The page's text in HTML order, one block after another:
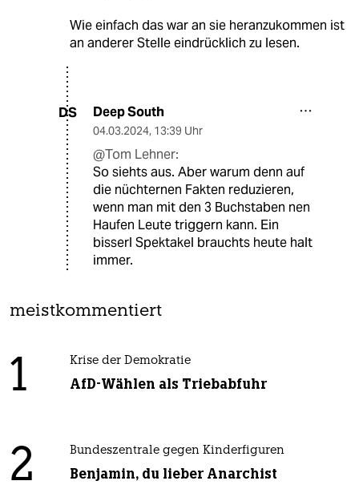
Wie einfach das war an sie heranzukommen ist
an anderer Stelle eindrücklich zu lesen.
DS Deep South
04.03.2024, 13:39 Uhr
@Tom Lehner:
So siehts aus. Aber warum denn auf
die nüchternen Fakten reduzieren,
wenn man mit den 3 Buchstaben nen
Haufen Leute triggern kann. Ein
bisserl Spektakel brauchts heute halt
immer.
meistkommentiert
1 Krise der Demokratie
AfD-Wählen als Triebabfuhr
2 Bundeszentrale gegen Kinderfiguren
Benjamin, du lieber Anarchist